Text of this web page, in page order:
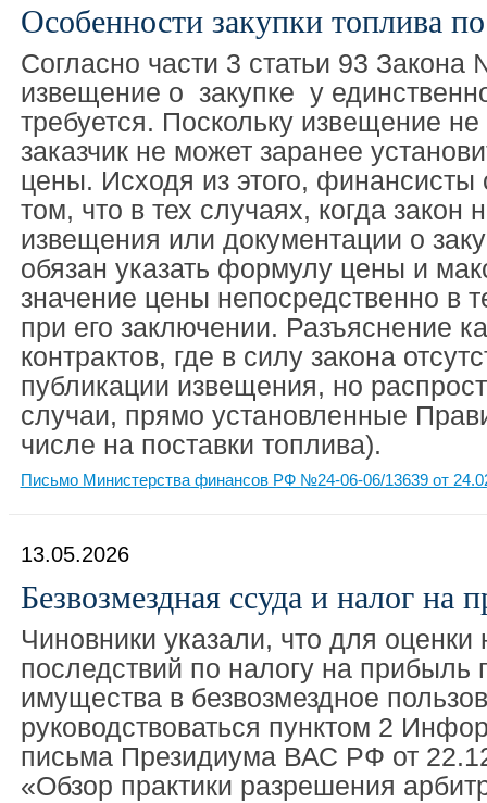
Особенности закупки топлива
Согласно части 3 статьи 93
извещение о закупке у
требуется. Поскольку извещение не
заказчик не может заранее
цены. Исходя из этого,
том, что в тех случаях, когда закон
извещения или документации о
обязан указать формулу цены и
значение цены непосредственно в
при его заключении. Разъяснение
контрактов, где в силу закона
публикации извещения, но
случаи, прямо установленные
числе на поставки топлива).
Письмо Министерства финансов РФ №24-06-06/13639 от
13.05.2026
Безвозмездная ссуда и налог на
Чиновники указали, что для оценки
последствий по налогу на прибыль
имущества в безвозмездное
руководствоваться пунктом 2
письма Президиума ВАС РФ от
«Обзор практики разрешения